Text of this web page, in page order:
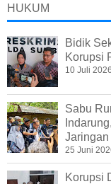
HUKUM
Bidik
Korupsi
10 Juli 2026
Sabu
Jaringan
25 Juni
Korupsi